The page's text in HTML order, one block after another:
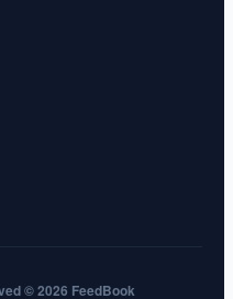
© 2026 FeedBook